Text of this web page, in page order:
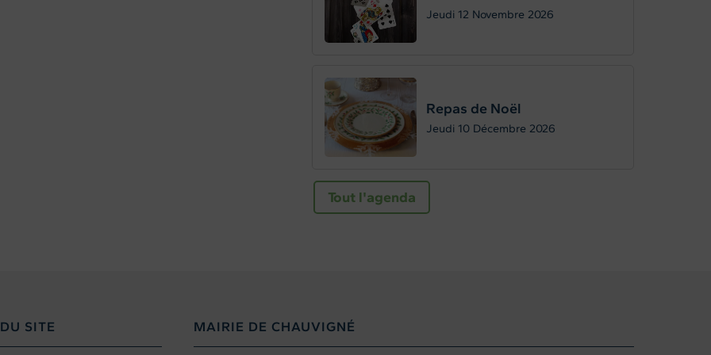
Jeudi 12 Novembre 2026
Repas de Noël
Jeudi 10 Décembre 2026
Tout l'agenda
SITE MAIRIE DE CHAUVIGNÉ